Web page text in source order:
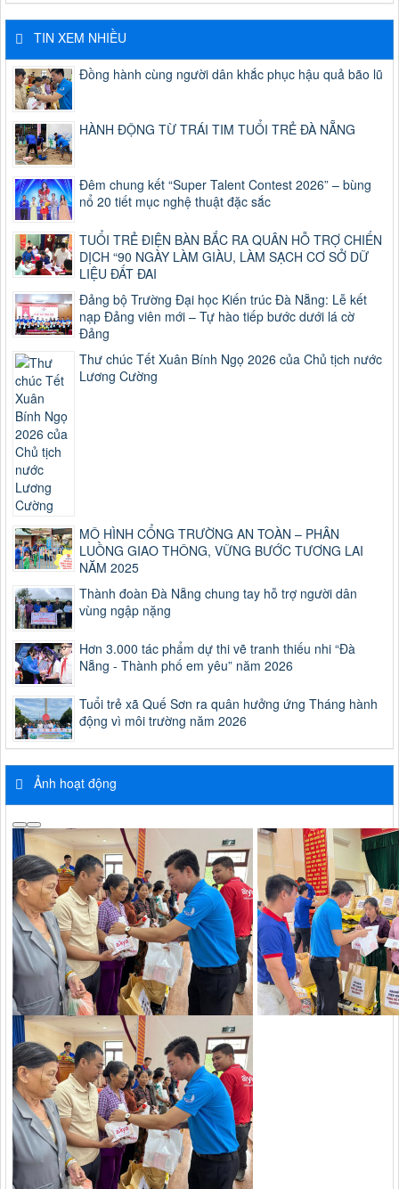
TIN XEM NHIỀU
Đồng hành cùng người dân khắc phục hậu quả bão lũ
HÀNH ĐỘNG TỪ TRÁI TIM TUỔI TRẺ ĐÀ NẴNG
Đêm chung kết “Super Talent Contest 2026” – bùng
nổ 20 tiết mục nghệ thuật đặc sắc
TUỔI TRẺ ĐIỆN BÀN BẮC RA QUÂN HỖ TRỢ CHIẾN
DỊCH “90 NGÀY LÀM GIÀU, LÀM SẠCH CƠ SỞ DỮ
LIỆU ĐẤT ĐAI
Đảng bộ Trường Đại học Kiến trúc Đà Nẵng: Lễ kết
nạp Đảng viên mới – Tự hào tiếp bước dưới lá cờ
Đảng
Thư chúc Tết Xuân Bính Ngọ 2026 của Chủ tịch nước
Lương Cường
MÔ HÌNH CỔNG TRƯỜNG AN TOÀN – PHÂN
LUỒNG GIAO THÔNG, VỮNG BƯỚC TƯƠNG LAI
NĂM 2025
Thành đoàn Đà Nẵng chung tay hỗ trợ người dân
vùng ngập nặng
Hơn 3.000 tác phẩm dự thi vẽ tranh thiếu nhi “Đà
Nẵng - Thành phố em yêu” năm 2026
Tuổi trẻ xã Quế Sơn ra quân hưởng ứng Tháng hành
động vì môi trường năm 2026
Ảnh hoạt động